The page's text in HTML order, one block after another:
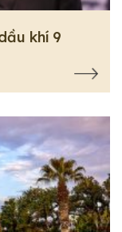
khí 9